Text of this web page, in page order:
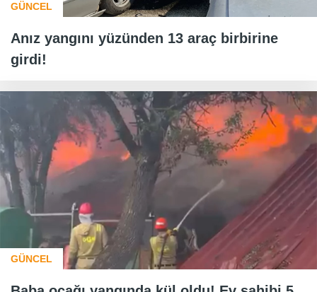
GÜNCEL
Anız yangını yüzünden 13 araç birbirine
girdi!
GÜNCEL